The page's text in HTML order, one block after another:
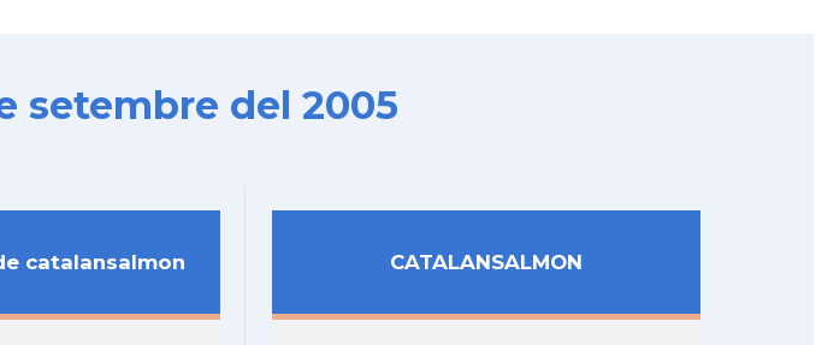
setembre del 2005
catalansalmon CATALANSALMON